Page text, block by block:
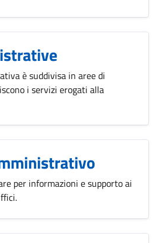
è suddivisa in aree di
i servizi erogati alla
per informazioni e supporto ai